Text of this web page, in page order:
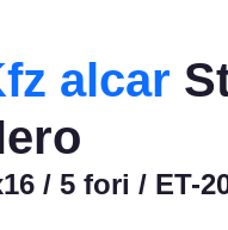
alcar
/ 5 fori / ET-